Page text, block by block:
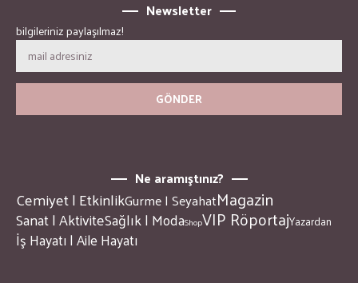
Newsletter
bilgileriniz paylaşılmaz!
Ne aramıştınız?
Cemiyet | EtkinlikGurme | SeyahatMagazin
Sanat | AktiviteSağlık | ModaShopVIP RöportajYazardan
İş Hayatı | Aile Hayatı